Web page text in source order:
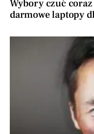
Wybory czuć
darmowe laptopy